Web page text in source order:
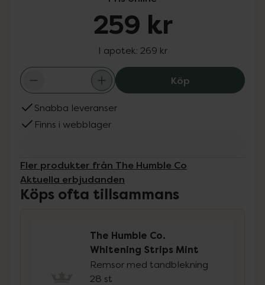
259 kr
I apotek: 269 kr
KöpThe Humble
Snabba leveranser
Finns i webblager
Fler produkter från The Humble Co
Aktuella erbjudanden
Köps ofta tillsammans
The Humble Co.
Whitening Strips Mint
Remsor med tandblekning
28 st